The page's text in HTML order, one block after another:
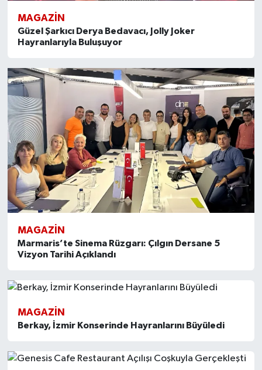
MAGAZİN
Güzel Şarkıcı Derya Bedavacı, Jolly Joker
Hayranlarıyla Buluşuyor
MAGAZİN
Marmaris’te Sinema Rüzgarı: Çılgın Dersane 5
Vizyon Tarihi Açıklandı
MAGAZİN
Berkay, İzmir Konserinde Hayranlarını Büyüledi